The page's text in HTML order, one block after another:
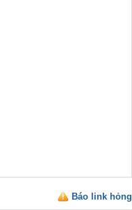
Báo link hỏng